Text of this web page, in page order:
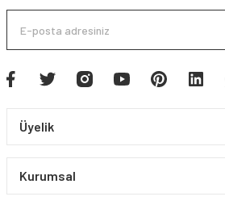
Üyelik
Kurumsal